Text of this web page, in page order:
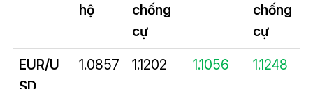
hộ
chống
cự
chống
cự
EUR/U
1.0857 1.1202 1.1056 1.1248